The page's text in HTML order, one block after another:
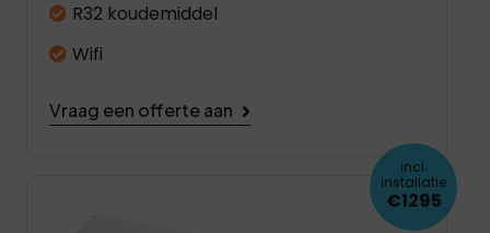
R32 koudemiddel
Wifi
Vraag een offerte aan
incl.
installatie
€1295